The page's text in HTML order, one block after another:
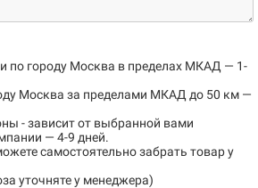
по городу Москва в пределах МКАД — 1-
Москва за пределами МКАД до 50 км —
- зависит от выбранной вами
— 4-9 дней.
самостоятельно забрать товар у
уточняте у менеджера)